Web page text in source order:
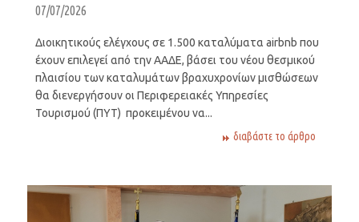
07/07/2026
Διοικητικούς ελέγχους σε 1.500 καταλύματα airbnb που
έχουν επιλεγεί από την ΑΑΔΕ, βάσει του νέου θεσμικού
πλαισίου των καταλυμάτων βραχυχρονίων μισθώσεων
θα διενεργήσουν οι Περιφερειακές Υπηρεσίες
Τουρισμού (ΠΥΤ) προκειμένου να...
διαβάστε το άρθρο